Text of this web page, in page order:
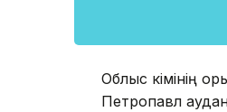
Облыс әкімінің
Петропавл